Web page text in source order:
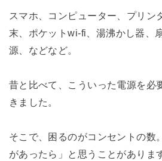
スマホ、コンピューター、プリン
末、ポケットwi-fi、湯沸かし器、
源、などなど。
昔と比べて、こういった電源を必
きました。
そこで、困るのがコンセントの数
があったら」と思うことがありま